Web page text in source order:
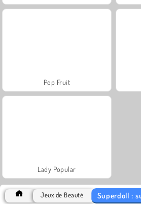
Pop Fruit
Lady Popular
Jeux de Beauté Superdoll :